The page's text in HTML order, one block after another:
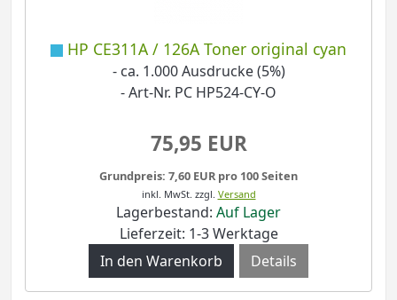
HP CE311A / 126A Toner original cyan
- ca. 1.000 Ausdrucke (5%)
- Art-Nr. PC HP524-CY-O
75,95 EUR
Grundpreis: 7,60 EUR pro 100 Seiten
inkl. MwSt. zzgl. Versand
Lagerbestand: Auf Lager
Lieferzeit: 1-3 Werktage
Details